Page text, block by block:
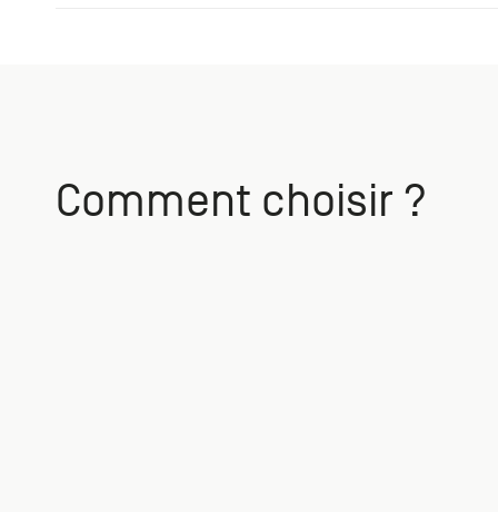
Comment choisir ?